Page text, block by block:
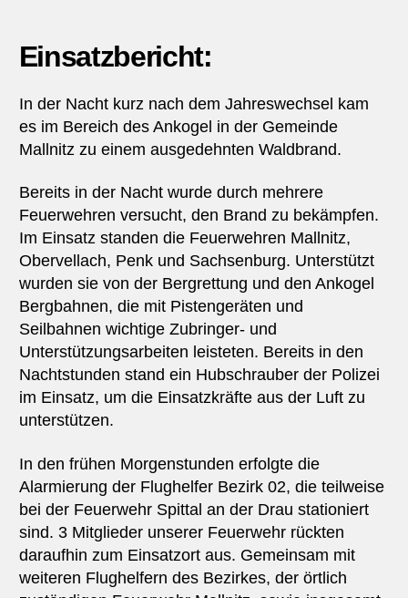
Einsatzbericht:
In der Nacht kurz nach dem Jahreswechsel kam
es im Bereich des Ankogel in der Gemeinde
Mallnitz zu einem ausgedehnten Waldbrand.
Bereits in der Nacht wurde durch mehrere
Feuerwehren versucht, den Brand zu bekämpfen.
Im Einsatz standen die Feuerwehren Mallnitz,
Obervellach, Penk und Sachsenburg. Unterstützt
wurden sie von der Bergrettung und den Ankogel
Bergbahnen, die mit Pistengeräten und
Seilbahnen wichtige Zubringer- und
Unterstützungsarbeiten leisteten. Bereits in den
Nachtstunden stand ein Hubschrauber der Polizei
im Einsatz, um die Einsatzkräfte aus der Luft zu
unterstützen.
In den frühen Morgenstunden erfolgte die
Alarmierung der Flughelfer Bezirk 02, die teilweise
bei der Feuerwehr Spittal an der Drau stationiert
sind. 3 Mitglieder unserer Feuerwehr rückten
daraufhin zum Einsatzort aus. Gemeinsam mit
weiteren Flughelfern des Bezirkes, der örtlich